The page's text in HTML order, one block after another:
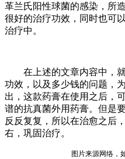
革兰氏阳性球菌的感染，所
很好的治疗功效，同时也可
治疗中。
在上述的文章内容中，
功效，以及多少钱的问题，
出，这款药膏在使用之后，
谱的抗真菌外用药膏。但是
反反复复，所以在治愈之后
右，巩固治疗。
图片来源网络，